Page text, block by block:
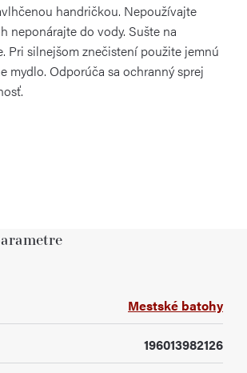
handričkou. Nepoužívajte
neponárajte do vody. Sušte na
Pri silnejšom znečistení použite jemnú
mydlo. Odporúča sa ochranný sprej
Mestské batohy
196013982126